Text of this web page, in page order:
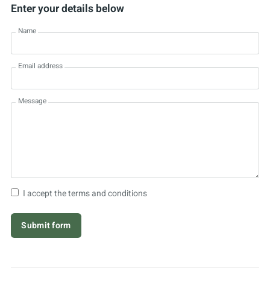
Enter your details below
Name
Email address
Message
I accept the terms and conditions